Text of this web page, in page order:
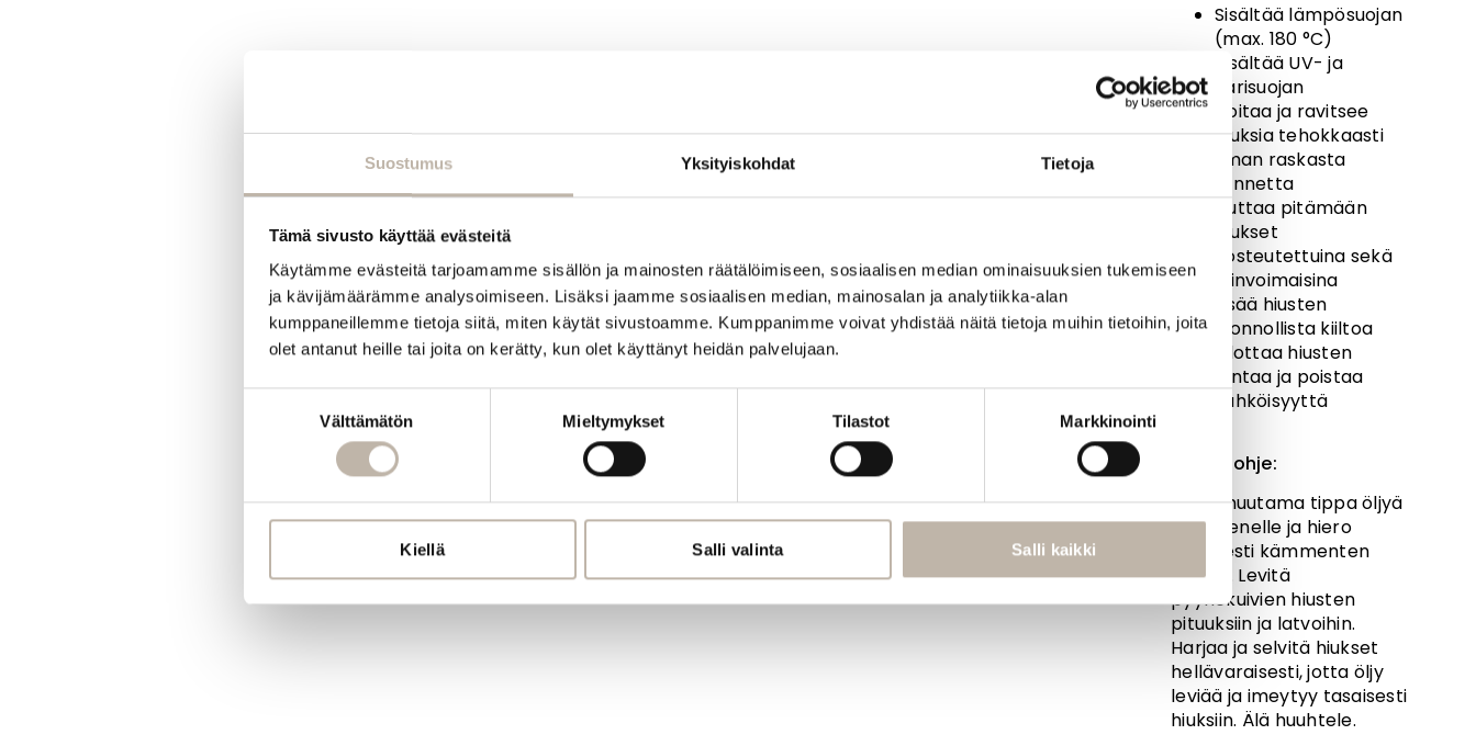
Suostumus Yksityiskohdat Tietoja
Tämä sivusto käyttää evästeitä
Käytämme evästeitä tarjoamamme sisällön ja mainosten räätälöimiseen, sosiaalisen median ominaisuuksien tukemiseen
ja kävijämäärämme analysoimiseen. Lisäksi jaamme sosiaalisen median, mainosalan ja analytiikka-alan
kumppaneillemme tietoja siitä, miten käytät sivustoamme. Kumppanimme voivat yhdistää näitä tietoja muihin tietoihin, joita
olet antanut heille tai joita on kerätty, kun olet käyttänyt heidän palvelujaan.
Välttämätön Mieltymykset Tilastot Markkinointi
Kiellä Salli valinta Salli kaikki
Sisältää lämpösuojan
(max. 180 °C)
Sisältää UV- ja
värisuojan
Hoitaa ja ravitsee
hiuksia tehokkaasti
ilman raskasta
tunnetta
Auttaa pitämään
hiukset
kosteutettuina sekä
elinvoimaisina
Lisää hiusten
luonnollista kiiltoa
Silottaa hiusten
pintaa ja poistaa
sähköisyyttä
Käyttöohje:
Lisää muutama tippa öljyä
kämmenelle ja hiero
tasaisesti kämmenten
välissä. Levitä
pyyhekuivien hiusten
pituuksiin ja latvoihin.
Harjaa ja selvitä hiukset
hellävaraisesti, jotta öljy
leviää ja imeytyy tasaisesti
hiuksiin. Älä huuhtele.